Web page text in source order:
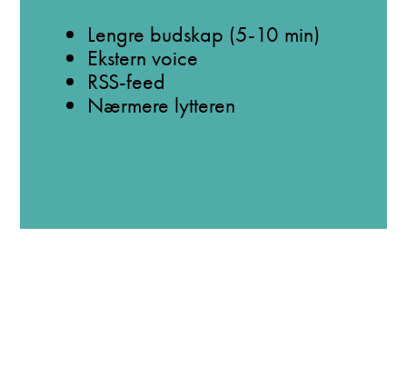
Lengre budskap (5-10 min)
Ekstern voice
RSS-feed
Nærmere lytteren